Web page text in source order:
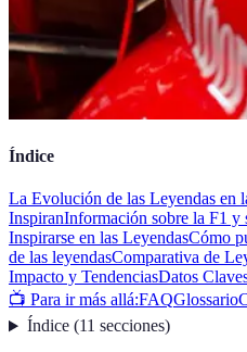
Índice
La Evolución de las Leyendas en
InspiranInformación sobre la F1 y
Inspirarse en las LeyendasCómo
de las leyendasComparativa de
Impacto y TendenciasDatos
📺 Para ir más allá:FAQGlossario
Índice(11 secciones)